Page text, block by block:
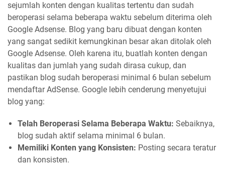
sejumlah konten dengan kualitas tertentu dan sudah
beroperasi selama beberapa waktu sebelum diterima oleh
Google Adsense. Blog yang baru dibuat dengan konten
yang sangat sedikit kemungkinan besar akan ditolak oleh
Google Adsense. Oleh karena itu, buatlah konten dengan
kualitas dan jumlah yang sudah dirasa cukup, dan
pastikan blog sudah beroperasi minimal 6 bulan sebelum
mendaftar AdSense. Google lebih cenderung menyetujui
blog yang:
Telah Beroperasi Selama Beberapa Waktu: Sebaiknya,
blog sudah aktif selama minimal 6 bulan.
Memiliki Konten yang Konsisten: Posting secara teratur
dan konsisten.